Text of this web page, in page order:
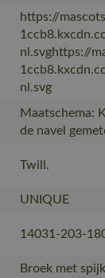
https://
nl.svghttps://
nl.svg
Maatschema:
de navel
Twill.
UNIQUE
14031-203-
Broek met